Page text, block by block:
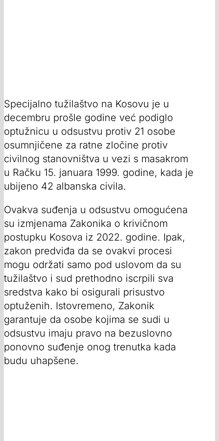
Specijalno tužilaštvo na Kosovu je u
decembru prošle godine već podiglo
optužnicu u odsustvu protiv 21 osobe
osumnjičene za ratne zločine protiv
civilnog stanovništva u vezi s masakrom
u Račku 15. januara 1999. godine, kada je
ubijeno 42 albanska civila.
Ovakva suđenja u odsustvu omogućena
su izmjenama Zakonika o krivičnom
postupku Kosova iz 2022. godine. Ipak,
zakon predviđa da se ovakvi procesi
mogu održati samo pod uslovom da su
tužilaštvo i sud prethodno iscrpili sva
sredstva kako bi osigurali prisustvo
optuženih. Istovremeno, Zakonik
garantuje da osobe kojima se sudi u
odsustvu imaju pravo na bezuslovno
ponovno suđenje onog trenutka kada
budu uhapšene.